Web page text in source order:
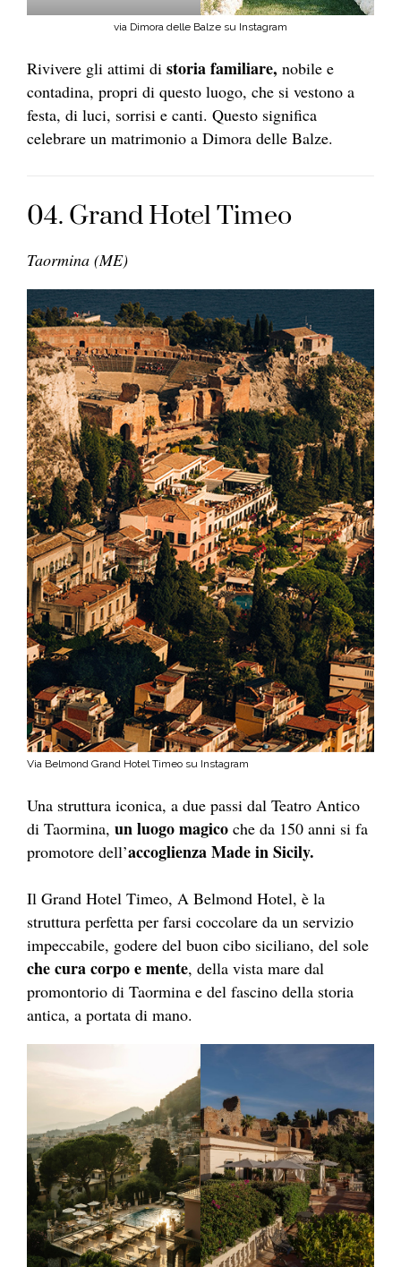
via Dimora delle Balze su Instagram
Rivivere gli attimi di storia familiare, nobile e
contadina, propri di questo luogo, che si vestono a
festa, di luci, sorrisi e canti. Questo significa
celebrare un matrimonio a Dimora delle Balze.
04. Grand Hotel Timeo
Taormina (ME)
Via Belmond Grand Hotel Timeo su Instagram
Una struttura iconica, a due passi dal Teatro Antico
di Taormina, un luogo magico che da 150 anni si fa
promotore dell’accoglienza Made in Sicily.
Il Grand Hotel Timeo, A Belmond Hotel, è la
struttura perfetta per farsi coccolare da un servizio
impeccabile, godere del buon cibo siciliano, del sole
che cura corpo e mente, della vista mare dal
promontorio di Taormina e del fascino della storia
antica, a portata di mano.